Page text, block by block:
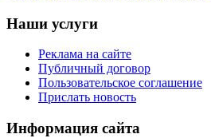
Наши услуги
Реклама на сайте
Публичный договор
Пользовательское соглашение
Прислать новость
Информация сайта